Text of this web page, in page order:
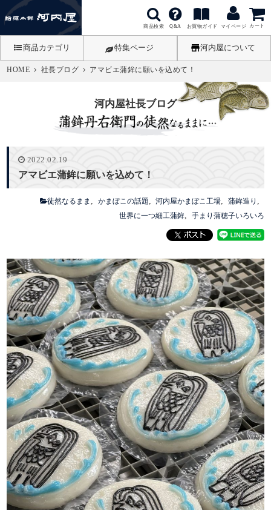
商品検索 Q&A お買物ガイド マイページ カート
商品カテゴリ 特集ページ 河内屋について
HOME 社長ブログ アマビエ蒲鉾に願いを込めて！
河内屋社長ブログ
2022.02.19
アマビエ蒲鉾に願いを込めて！
徒然なるまま かまぼこの話題 河内屋かまぼこ工場
蒲鉾造り
世界に一つ細工蒲鉾
手まり蒲穂子いろいろ